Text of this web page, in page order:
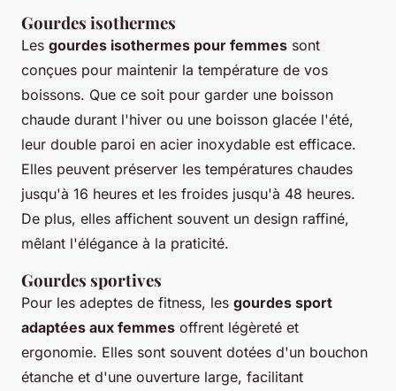
Gourdes isothermes
Les gourdes isothermes pour femmes sont
conçues pour maintenir la température de vos
boissons. Que ce soit pour garder une boisson
chaude durant l'hiver ou une boisson glacée l'été,
leur double paroi en acier inoxydable est efficace.
Elles peuvent préserver les températures chaudes
jusqu'à 16 heures et les froides jusqu'à 48 heures.
De plus, elles affichent souvent un design raffiné,
mêlant l'élégance à la praticité.
Gourdes sportives
Pour les adeptes de fitness, les gourdes sport
adaptées aux femmes offrent légèreté et
ergonomie. Elles sont souvent dotées d'un bouchon
étanche et d'une ouverture large, facilitant